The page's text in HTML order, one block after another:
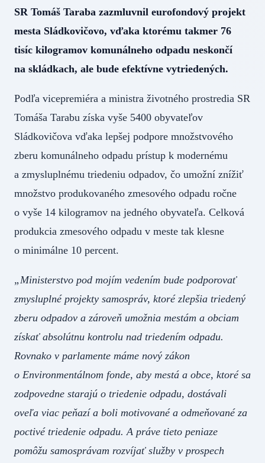
SR Tomáš Taraba zazmluvnil eurofondový projekt
mesta Sládkovičovo, vďaka ktorému takmer 76
tisíc kilogramov komunálneho odpadu neskončí
na skládkach, ale bude efektívne vytriedených.
Podľa vicepremiéra a ministra životného prostredia SR
Tomáša Tarabu získa vyše 5400 obyvateľov
Sládkovičova vďaka lepšej podpore množstvového
zberu komunálneho odpadu prístup k modernému
a zmysluplnému triedeniu odpadov, čo umožní znížiť
množstvo produkovaného zmesového odpadu ročne
o vyše 14 kilogramov na jedného obyvateľa. Celková
produkcia zmesového odpadu v meste tak klesne
o minimálne 10 percent.
„Ministerstvo pod mojím vedením bude podporovať
zmysluplné projekty samospráv, ktoré zlepšia triedený
zberu odpadov a zároveň umožnia mestám a obciam
získať absolútnu kontrolu nad triedením odpadu.
Rovnako v parlamente máme nový zákon
o Environmentálnom fonde, aby mestá a obce, ktoré sa
zodpovedne starajú o triedenie odpadu, dostávali
oveľa viac peňazí a boli motivované a odmeňované za
poctivé triedenie odpadu. A práve tieto peniaze
pomôžu samosprávam rozvíjať služby v prospech